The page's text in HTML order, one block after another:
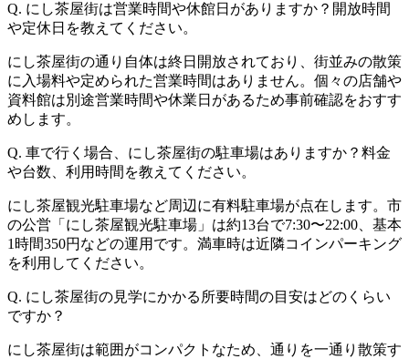
Q. にし茶屋街は営業時間や休館日がありますか？開放時間
や定休日を教えてください。
にし茶屋街の通り自体は終日開放されており、街並みの散策
に入場料や定められた営業時間はありません。個々の店舗や
資料館は別途営業時間や休業日があるため事前確認をおすす
めします。
Q. 車で行く場合、にし茶屋街の駐車場はありますか？料金
や台数、利用時間を教えてください。
にし茶屋観光駐車場など周辺に有料駐車場が点在します。市
の公営「にし茶屋観光駐車場」は約13台で7:30〜22:00、基本
1時間350円などの運用です。満車時は近隣コインパーキング
を利用してください。
Q. にし茶屋街の見学にかかる所要時間の目安はどのくらい
ですか？
にし茶屋街は範囲がコンパクトなため、通りを一通り散策す